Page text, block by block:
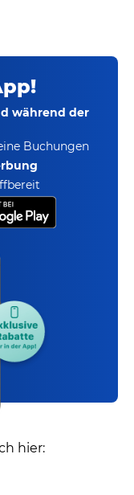
während der
Buchungen
hier: